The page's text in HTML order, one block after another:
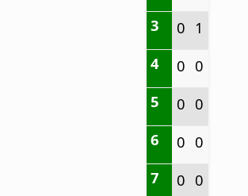
3
0 1
4
0 0
5
0 0
6
0 0
7
0 0